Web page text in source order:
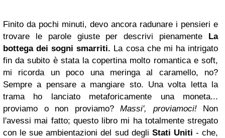
Finito da pochi minuti, devo ancora radunare i pensieri e
trovare le parole giuste per descrivi pienamente La
bottega dei sogni smarriti. La cosa che mi ha intrigato
fin da subito è stata la copertina molto romantica e soft,
mi ricorda un poco una meringa al caramello, no?
Sempre a pensare a mangiare sto. Una volta letta la
trama ho lanciato metaforicamente una moneta...
proviamo o non proviamo? Massi', proviamoci! Non
l'avessi mai fatto; questo libro mi ha totalmente stregato
con le sue ambientazioni del sud degli Stati Uniti - che,